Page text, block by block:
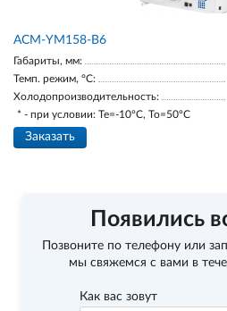
АСМ-YM158-В6
Габариты, мм:
Темп. режим, °С:
Холодопроизводительность:
* - при условии: Te=-10ºC, To=50ºC
Заказать
Появились
Позвоните по телефону или
мы свяжемся с вами в
Как вас зовут